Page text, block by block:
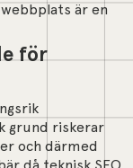
är en
för
grund riskerar
och därmed